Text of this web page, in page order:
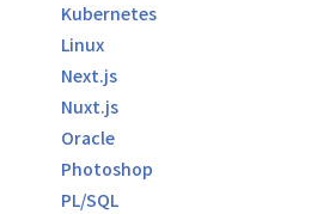
Kubernetes
Linux
Next.js
Nuxt.js
Oracle
Photoshop
PL/SQL